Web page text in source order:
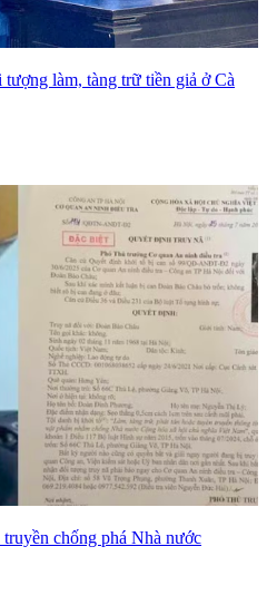
làm, tàng trữ tiền giả ở Cà
chống phá Nhà nước